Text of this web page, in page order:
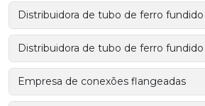
Distribuidora de tubo de ferro fundido
Distribuidora de tubo de ferro
Empresa de conexões flangeadas